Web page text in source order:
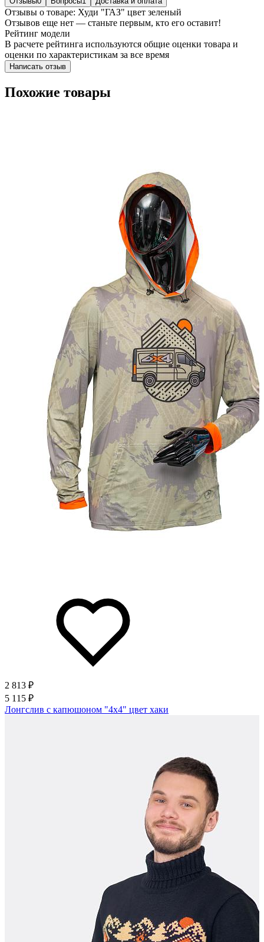
Отзывы о товаре: Худи "ГАЗ" цвет зеленый
Отзывов еще нет — станьте первым, кто его оставит!
Рейтинг модели
В расчете рейтинга используются общие оценки товара и
оценки по характеристикам за все время
Написать отзыв
Похожие товары
2 813 ₽
5 115 ₽
Лонгслив с капюшоном "4х4" цвет хаки